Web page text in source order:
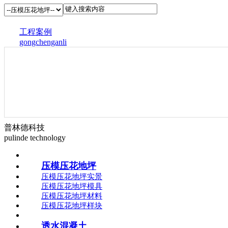
工程案例
gongchenganli
普林德科技
pulinde technology
压模压花地坪
压模压花地坪实景
压模压花地坪模具
压模压花地坪材料
压模压花地坪样块